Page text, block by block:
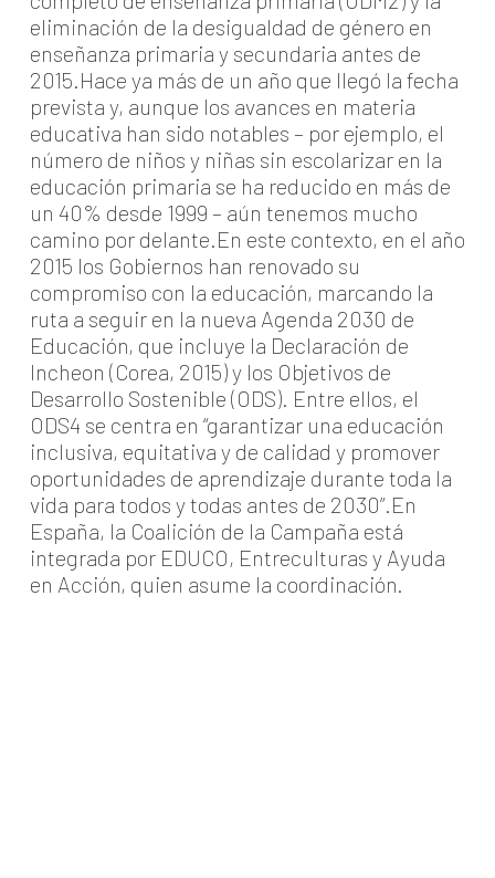
eliminación de la desigualdad de género en
enseñanza primaria y secundaria antes de
2015.Hace ya más de un año que llegó la fecha
prevista y, aunque los avances en materia
educativa han sido notables – por ejemplo, el
número de niños y niñas sin escolarizar en la
educación primaria se ha reducido en más de
un 40% desde 1999 – aún tenemos mucho
camino por delante.En este contexto, en el año
2015 los Gobiernos han renovado su
compromiso con la educación, marcando la
ruta a seguir en la nueva Agenda 2030 de
Educación, que incluye la Declaración de
Incheon (Corea, 2015) y los Objetivos de
Desarrollo Sostenible (ODS). Entre ellos, el
ODS4 se centra en “garantizar una educación
inclusiva, equitativa y de calidad y promover
oportunidades de aprendizaje durante toda la
vida para todos y todas antes de 2030”.En
España, la Coalición de la Campaña está
integrada por EDUCO, Entreculturas y Ayuda
en Acción, quien asume la coordinación.